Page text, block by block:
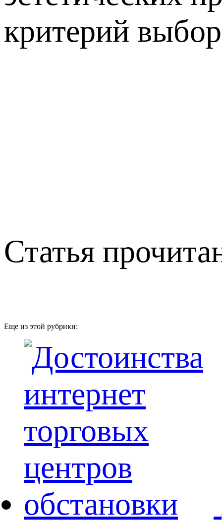
критерий
Статья
Еще из этой рубрики: